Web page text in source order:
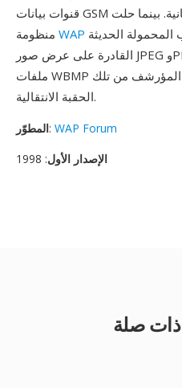
قنوات بيانات GSM بسرعة 9.6 كيلوبت في الثانية. بينما حلت
WAP
القادرة على عرض صور JPEG وPNG وWebP كاملة الألوان، تظل
ملفات WBMP موجودة في المحتوى المحمول المؤرشف من تلك
الحقبة الانتقالية.
المطوّر: WAP Forum
الإصدار الأول: 1998
ذات صلة